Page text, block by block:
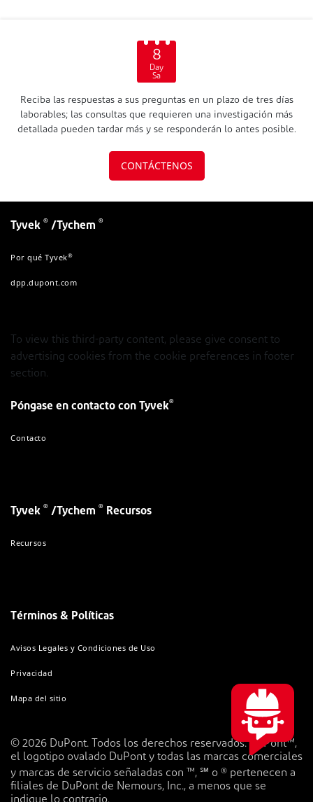
8
Day
Sa
Reciba las respuestas a sus preguntas en un plazo de tres días
laborables; las consultas que requieren una investigación más
detallada pueden tardar más y se responderán lo antes posible.
CONTÁCTENOS
Tyvek ® /Tychem ®
Por qué Tyvek®
dpp.dupont.com
To view this third-party content, please give consent to
advertising cookies from the cookie preferences in footer
section.
Póngase en contacto con Tyvek®
Contacto
Tyvek ® /Tychem ® Recursos
Recursos
Términos & Políticas
Avisos Legales y Condiciones de Uso
Privacidad
Mapa del sitio
© 2026 DuPont. Todos los derechos reservados. DuPont™,
el logotipo ovalado DuPont y todas las marcas comerciales
y marcas de servicio señaladas con ™, ℠ o ® pertenecen a
filiales de DuPont de Nemours, Inc., a menos que se
indique lo contrario.